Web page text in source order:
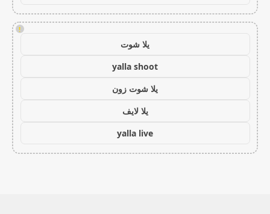
!
يلا شوت
yalla shoot
يلا شوت زون
يلا لايف
yalla live